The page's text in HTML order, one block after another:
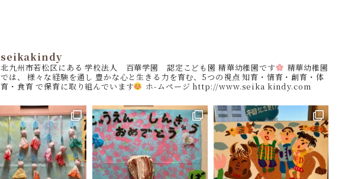
seikakindy
北九州市若松区にある 学校法人 百華学園 認定こども園 精華幼稚園です
精華幼稚園
では、
様々な経験を通し 豊かな心と生きる力を育む、5つの視点 知育・情育・創育・体
育・食育 で保育に取り組んでいます ホ-ムページ http://www.seika kindy.com